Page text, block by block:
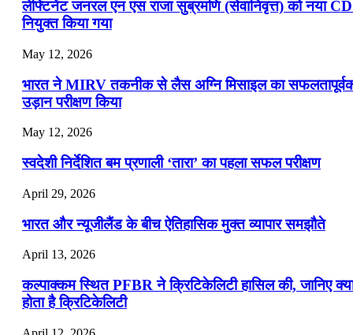
लेफ्टिनेंट जनरल एन एस राजा सुब्रमणि (सेवानिवृत्त) को नया
नियुक्त किया गया
May 12, 2026
भारत ने MIRV तकनीक से लैस अग्नि मिसाइल का
उड़ान परीक्षण किया
May 12, 2026
स्वदेशी निर्देशित बम प्रणाली ‘तारा’ का पहला सफल परीक्षण
April 29, 2026
भारत और न्यूजीलैंड के बीच ऐतिहासिक मुक्त व्यापार समझौते
April 13, 2026
कल्पाक्कम स्थित PFBR ने क्रिटिकेलिटी हासिल की, जानिए
होता है क्रिटिकेलिटी